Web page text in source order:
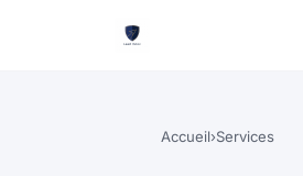
Accueil›Services